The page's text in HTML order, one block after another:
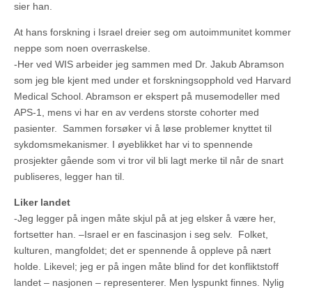
sier han.
At hans forskning i Israel dreier seg om autoimmunitet kommer
neppe som noen overraskelse.
-Her ved WIS arbeider jeg sammen med Dr. Jakub Abramson
som jeg ble kjent med under et forskningsopphold ved Harvard
Medical School. Abramson er ekspert på musemodeller med
APS-1, mens vi har en av verdens storste cohorter med
pasienter. Sammen forsøker vi å løse problemer knyttet til
sykdomsmekanismer. I øyeblikket har vi to spennende
prosjekter gående som vi tror vil bli lagt merke til når de snart
publiseres, legger han til.
Liker landet
-Jeg legger på ingen måte skjul på at jeg elsker å være her,
fortsetter han. –Israel er en fascinasjon i seg selv. Folket,
kulturen, mangfoldet; det er spennende å oppleve på nært
holde. Likevel; jeg er på ingen måte blind for det konfliktstoff
landet – nasjonen – representerer. Men lyspunkt finnes. Nylig